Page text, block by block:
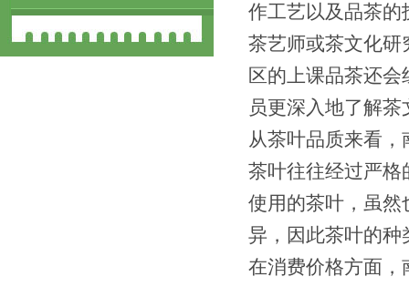
作工艺以及品茶的
茶艺师或茶文化研
区的上课品茶还
员更深入地了解茶
从茶叶品质来看
茶叶往往经过严格
使用的茶叶，虽然
异，因此茶叶的种
在消费价格方面，